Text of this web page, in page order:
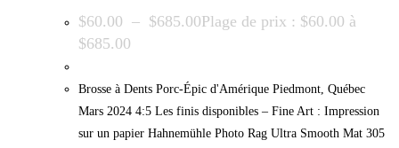
$60.00 – $685.00Plage de prix : $60.00 à
$685.00
Brosse à Dents Porc-Épic d'Amérique Piedmont, Québec
Mars 2024 4:5 Les finis disponibles – Fine Art : Impression
sur un papier Hahnemühle Photo Rag Ultra Smooth Mat 305